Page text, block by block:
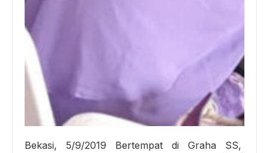
Bekasi, 5/9/2019 Bertempat di Graha SS,